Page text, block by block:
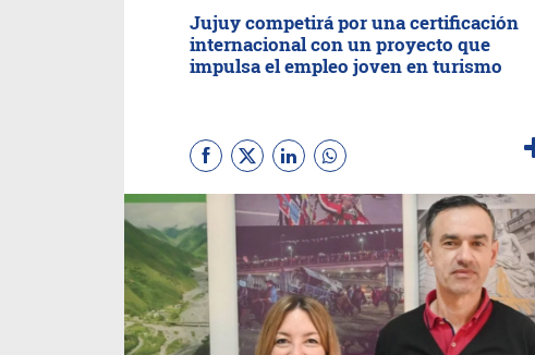
Jujuy competirá por una certificación
internacional con un proyecto que
impulsa el empleo joven en turismo